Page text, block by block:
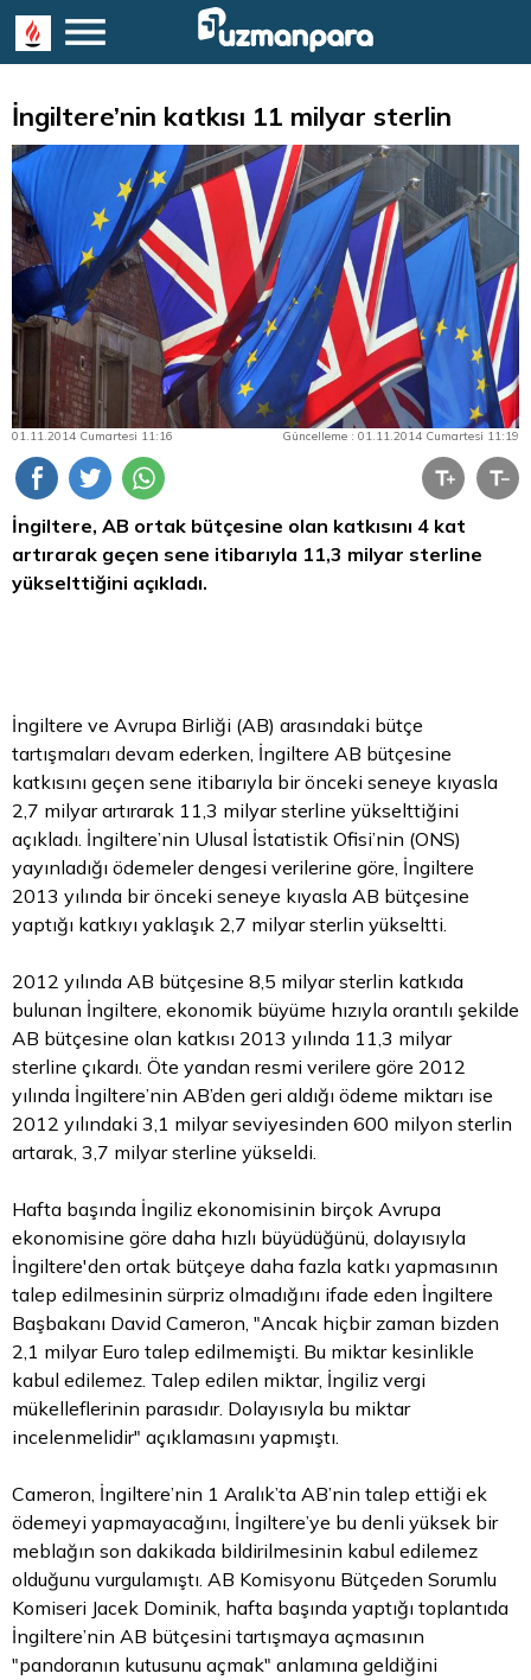
İngiltere’nin katkısı 11 milyar sterlin
01.11.2014 Cumartesi 11:16 Güncelleme : 01.11.2014 Cumartesi 11:19
İngiltere, AB ortak bütçesine olan katkısını 4 kat
artırarak geçen sene itibarıyla 11,3 milyar sterline
yükselttiğini açıkladı.
İngiltere ve Avrupa Birliği (AB) arasındaki bütçe
tartışmaları devam ederken, İngiltere AB bütçesine
katkısını geçen sene itibarıyla bir önceki seneye kıyasla
2,7 milyar artırarak 11,3 milyar sterline yükselttiğini
açıkladı. İngiltere’nin Ulusal İstatistik Ofisi’nin (ONS)
yayınladığı ödemeler dengesi verilerine göre, İngiltere
2013 yılında bir önceki seneye kıyasla AB bütçesine
yaptığı katkıyı yaklaşık 2,7 milyarsterlin yükseltti.
2012 yılında AB bütçesine 8,5 milyar sterlin katkıda
bulunan İngiltere, ekonomik büyüme hızıyla orantılı şekilde
AB bütçesine olan katkısı 2013 yılında 11,3 milyar
sterline çıkardı. Öte yandan resmi verilere göre 2012
yılında İngiltere’nin AB’den geri aldığı ödeme miktarı ise
2012 yılındaki 3,1 milyar seviyesinden 600 milyon sterlin
artarak, 3,7 milyar sterline yükseldi.
Hafta başında İngiliz ekonomisinin birçok Avrupa
ekonomisine göre daha hızlı büyüdüğünü, dolayısıyla
İngiltere'den ortak bütçeye daha fazla katkı yapmasının
talep edilmesinin sürpriz olmadığını ifade eden İngiltere
Başbakanı David Cameron, "Ancak hiçbir zaman bizden
2,1 milyar Euro talep edilmemişti. Bu miktar kesinlikle
kabul edilemez. Talep edilen miktar, İngiliz vergi
mükelleflerinin parasıdır. Dolayısıyla bu miktar
incelenmelidir" açıklamasını yapmıştı.
Cameron, İngiltere’nin 1 Aralık’ta AB’nin talep ettiği ek
ödemeyi yapmayacağını, İngiltere’ye bu denli yüksek bir
meblağın son dakikada bildirilmesinin kabul edilemez
olduğunu vurgulamıştı. AB Komisyonu Bütçeden Sorumlu
Komiseri Jacek Dominik, hafta başında yaptığı toplantıda
İngiltere’nin AB bütçesini tartışmaya açmasının
"pandoranın kutusunu açmak" anlamına geldiğini